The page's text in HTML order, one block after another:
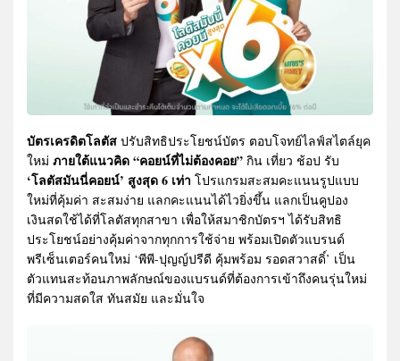
บัตรเครดิตโลตัส ปรับสิทธิประโยชน์บัตร ตอบโจทย์ไลฟ์สไตล์ยุค
ใหม่ ภายใต้แนวคิด “คอยน์ที่ไม่ต้องคอย” กิน เที่ยว ช้อป รับ
‘โลตัสมันนี่คอยน์’ สูงสุด 6 เท่า โปรแกรมสะสมคะแนนรูปแบบ
ใหม่ที่คุ้มค่า สะสมง่าย แลกคะแนนได้ไวยิ่งขึ้น แลกเป็นคูปอง
เงินสดใช้ได้ที่โลตัสทุกสาขา เพื่อให้สมาชิกบัตรฯ ได้รับสิทธิ
ประโยชน์อย่างคุ้มค่าจากทุกการใช้จ่าย พร้อมเปิดตัวแบรนด์
พรีเซ็นเตอร์คนใหม่ ‘พีพี-ปุญญ์ปรีดี คุ้มพร้อม รอดสวาสดิ์’ เป็น
ตัวแทนสะท้อนภาพลักษณ์ของแบรนด์ที่ต้องการเข้าถึงคนรุ่นใหม่
ที่มีความสดใส ทันสมัย และมั่นใจ